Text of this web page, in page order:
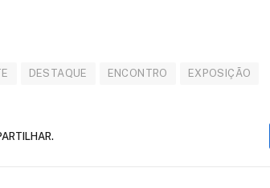
DESTAQUE ENCONTRO EXPOSIÇÃO